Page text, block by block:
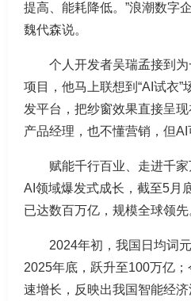
提高、能耗降低。”浪潮数字
魏代森说。
个人开发者吴瑞孟接到
项目，他马上联想到“AI试衣
发平台，把纱窗效果直接呈
产品经理，也不懂营销，但
赋能千行百业、走进千
AI领域爆发式成长，截至5月
已达数百万亿，规模全球领先
2024年初，我国日均词
2025年底，跃升至100万亿
速增长，反映出我国智能经